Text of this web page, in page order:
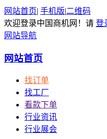
网站首页| 手机版|二维码
欢迎登录中国商机网！请 登
网站导航
网站首页
找订单
找工厂
看款下单
行业资讯
行业展会